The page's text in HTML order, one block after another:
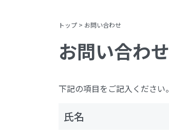
トップ > お問い合わせ
お問い合わせ
下記の項目をご記入ください。
氏名